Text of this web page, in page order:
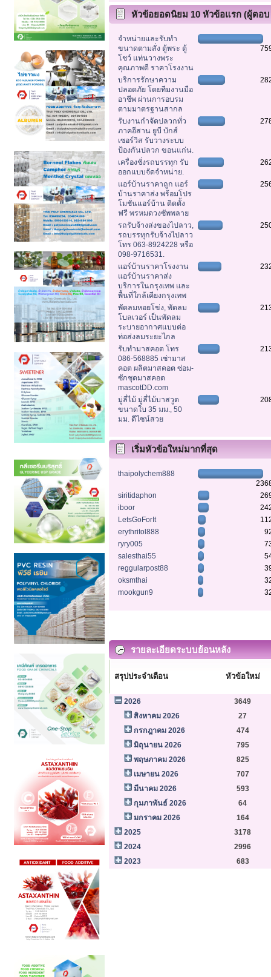
หัวข้อยอดนิยม 10 หัวข้อแรก (ผู้ตอบ
สูงสุด)
จำหน่ายและรับทำ
ขนาดตามสั่ง ตู้พระ ตู้
โชว์ แท่นวางพระ
คุณภาพดี ราคาโรงงาน
บริการรักษาความ
ปลอดภัย โดยทีมงานมือ
อาชีพ ผ่านการอบรม
ตามมาตรฐานสากล
รับงานกำจัดปลวกทั่ว
ภาคอีสาน ยูบี บักส์
เซอร์วิส รับวางระบบ
ป้องกันปลวก ขอนแก่น.
เครื่องชั่งรถบรรทุก รับ
ออกแบบจัดจำหน่าย.
แอร์บ้านราคาถูก แอร์
บ้านราคาส่ง พร้อมโปร
โมชั่นแอร์บ้าน ติดตั้ง
ฟรี พรหมดวงซัพพลาย
รถรับจ้างส่งของไปลาว,
รถบรรทุกรับจ้างไปลาว
โทร 063-8924228 หรือ
098-9716531.
แอร์บ้านราคาโรงงาน
แอร์บ้านราคาส่ง
บริการในกรุงเทพ และ
พื้นที่ใกล้เคียงกรุงเทพ
พัดลมหอยโข่ง, พัดลม
โบลเวอร์ เป็นพัดลม
ระบายอากาศแบบต่อ
ท่อส่งลมระยะไกล
รับทำมาสคอต โทร
086-568885 เช่ามาส
คอต ผลิตมาสคอต ซ่อม-
ซักชุดมาสคอต
mascotDD.com
มู่ลี่ไม้ มู่ลี่ไม้บาสวูด
ขนาดใบ 35 มม., 50
มม. ดีไซน์สวย
เริ่มหัวข้อใหม่มากที่สุด
thaipolychem888
siritidaphon
iboor
LetsGoForIt
erythritol888
ryry005
salesthai55
reggularpost88
oksmthai
mookgun9
รายละเอียดระบบย้อนหลัง
สรุปประจำเดือน หัวข้อใหม่
2026
3649
สิงหาคม 2026
27
กรกฎาคม 2026
474
มิถุนายน 2026
795
พฤษภาคม 2026
825
เมษายน 2026
707
มีนาคม 2026
593
กุมภาพันธ์ 2026
64
มกราคม 2026
164
2025
3178
2024
2996
2023
683